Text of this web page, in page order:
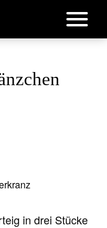
in drei Stücke